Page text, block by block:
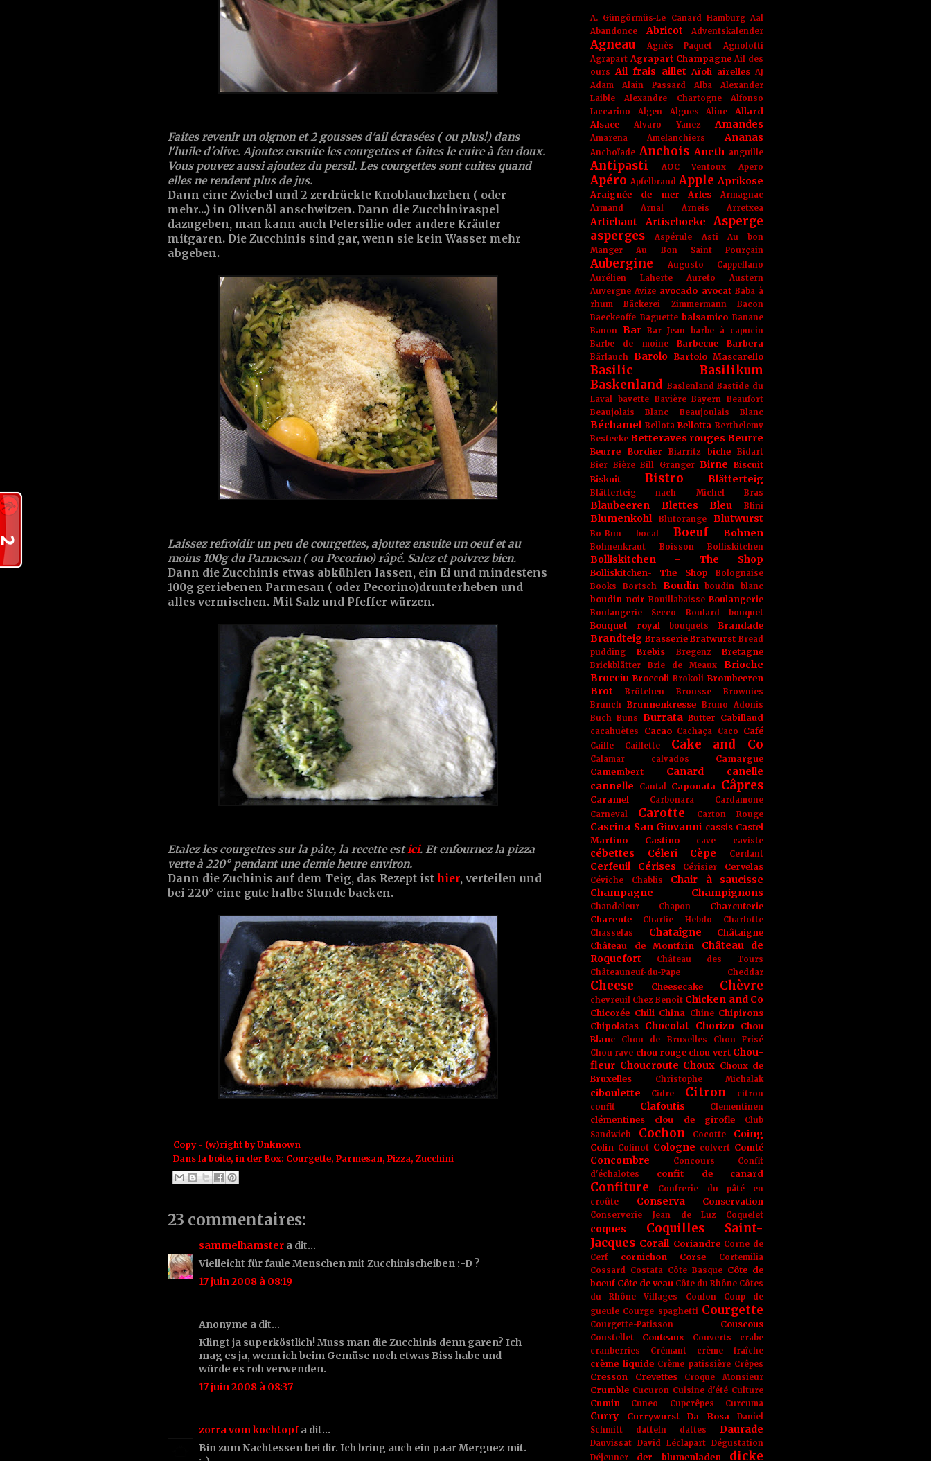
Faites revenir un oignon et 2 gousses d'ail écrasées ( ou plus!) dans
l'huile d'olive. Ajoutez ensuite les courgettes et faites le cuire à feu doux.
Vous pouvez aussi ajoutez du persil. Les courgettes sont cuites quand
elles ne rendent plus de jus.
Dann eine Zwiebel und 2 zerdrückte Knoblauchzehen ( oder
mehr...) in Olivenöl anschwitzen. Dann die Zucchiniraspel
dazugeben, man kann auch Petersilie oder andere Kräuter
mitgaren. Die Zucchinis sind gar, wenn sie kein Wasser mehr
abgeben.
Laissez refroidir un peu de courgettes, ajoutez ensuite un oeuf et au
moins 100g du Parmesan ( ou Pecorino) râpé. Salez et poivrez bien.
Dann die Zucchinis etwas abkühlen lassen, ein Ei und mindestens
100g geriebenen Parmesan ( oder Pecorino)drunterheben und
alles vermischen. Mit Salz und Pfeffer würzen.
Etalez les courgettes sur la pâte, la recette estici. Et enfournez la pizza
verte à 220° pendant une demie heure environ.
Dann die Zuchinis auf dem Teig, das Rezept ist hier, verteilen und
bei 220° eine gute halbe Stunde backen.
Copy - (w)right byUnknown
Dans la boîte, in der Box: Courgette, Parmesan, Pizza, Zucchini
23 commentaires:
sammelhamster a dit…
Vielleicht für faule Menschen mit Zucchinischeiben :-D ?
17 juin 2008 à 08:19
Anonyme a dit…
Klingt ja superköstlich! Muss man die Zucchinis denn garen? Ich
mag es ja, wenn ich beim Gemüse noch etwas Biss habe und
würde es roh verwenden.
17 juin 2008 à 08:37
zorra vom kochtopfa dit…
Bin zum Nachtessen bei dir. Ich bring auch ein paar Merguez mit.
A. Güngörmüs-Le Canard Hamburg Aal
Abandonce
Abricot Adventskalender
Agneau Agnès Paquet
Agnolotti
Agrapart Agrapart Champagne Ail des
ours Ail frais aillet Aïoli airelles AJ
Adam
Alain Passard Alba
Alexander
Laible
Alexandre Chartogne
Alfonso
Iaccarino
Algen Algues Aline
Allard
Alsace
Alvaro Yanez Amandes
Amarena Amelanchiers Ananas
Anchoïade Anchois Aneth anguille
Antipasti AOC Ventoux Apero
Apéro Apfelbrand Apple Aprikose
Araignée de mer Arles
Armagnac
Armand Arnal
Arneis Arretxea
Artichaut Artischocke
Asperge
asperges
Aspérule Asti
Au bon
Manger
Au Bon Saint Pourçain
Aubergine
Augusto Cappellano
Aurélien Laherte
Aureto
Austern
Auvergne Avize avocado avocat Baba à
rhum
Bäckerei Zimmermann
Bacon
Baeckeoffe Baguette balsamico Banane
Banon Bar Bar Jean
barbe à capucin
Barbe de moine
Barbecue Barbera
Bärlauch Barolo Bartolo Mascarello
Basilic
Basilikum
Baskenland Baslenland Bastide du
Laval
bavette Bavière Bayern Beaufort
Beaujolais Blanc
Beaujoulais Blanc
Béchamel Bellota Bellotta Berthelemy
Bestecke Betteraves rouges Beurre
Beurre Bordier Biarritz biche
Bidart
Bier Bière Bill Granger Birne
Biscuit
Biskuit
Bistro Blätterteig
Blätterteig nach Michel Bras
Blaubeeren Blettes Bleu Blini
Blumenkohl Blutorange Blutwurst
Bo-Bun bocal Boeuf Bohnen
Bohnenkraut Boisson Bolliskitchen
Bolliskitchen - The Shop
Bolliskitchen- The Shop
Bolognaise
Books
Bortsch Boudin boudin blanc
boudin noir Bouillabaisse Boulangerie
Boulangerie Secco Boulard bouquet
Bouquet royal bouquets Brandade
Brandteig Brasserie Bratwurst Bread
pudding
Brebis Bregenz Bretagne
Brickblätter Brie de Meaux
Brioche
Brocciu Broccoli Brokoli Brombeeren
Brot Brötchen Brousse
Brownies
Brunch Brunnenkresse Bruno Adonis
Buch Buns Burrata Butter Cabillaud
cacahuètes Cacao Cachaça Caco Café
Caille Caillette Cake and Co
Calamar calvados
Camargue
Camembert
Canard
canelle
cannelle
Cantal Caponata Câpres
Caramel Carbonara
Cardamone
Carneval
Carotte Carton Rouge
Cascina San Giovanni cassis Castel
Martino
Castino cave caviste
cébettes Céleri Cèpe Cerdant
Cerfeuil Cérises Cérisier Cervelas
Céviche Chablis
Chair à saucisse
Champagne
Champignons
Chandeleur Chapon
Charcuterie
Charente
Charlie Hebdo
Charlotte
Chasselas
Chataîgne
Châtaigne
Château de Montfrin
Château de
Roquefort
Château des Tours
Châteauneuf-du-Pape
Cheddar
Cheese Cheesecake Chèvre
chevreuil Chez Benoît Chicken and Co
Chicorée Chili China Chine Chipirons
Chipolatas
Chocolat Chorizo
Chou
Blanc
Chou de Bruxelles
Chou Frisé
Chou rave chou rouge chou vert Chou-
fleur Choucroute Choux Choux de
Bruxelles
Christophe Michalak
ciboulette Cidre Citron
citron
confit
Clafoutis Clementinen
clémentines clou de girofle
Club
Sandwich
Cochon Cocotte Coing
Colin Colinot Cologne colvert Comté
Concombre Concours
Confit
d'échalotes
confit de canard
Confiture
Confrerie du pâté en
croûte
Conserva Conservation
Conserverie Jean de Luz Coquelet
coques
Coquilles Saint-
Jacques Corail Coriandre Corne de
Cerf
cornichon Corse
Cortemilia
Cossard Costata Côte Basque Côte de
boeuf Côte de veau Côte du Rhône Côtes
du Rhône Villages
Coulon
Coup de
gueule Courge spaghetti Courgette
Courgette-Patisson Couscous
Coustellet Couteaux Couverts
crabe
cranberries
Crémant crème fraîche
crème liquide Crème patissière Crêpes
Cresson Crevettes Croque Monsieur
Crumble Cucuron Cuisine d'été Culture
Cumin Cuneo Cupcrêpes Curcuma
Curry Currywurst Da Rosa
Daniel
Schmitt
datteln dattes Daurade
Dauvissat David Léclapart Dégustation
Déjeuner
der blumenladen dicke